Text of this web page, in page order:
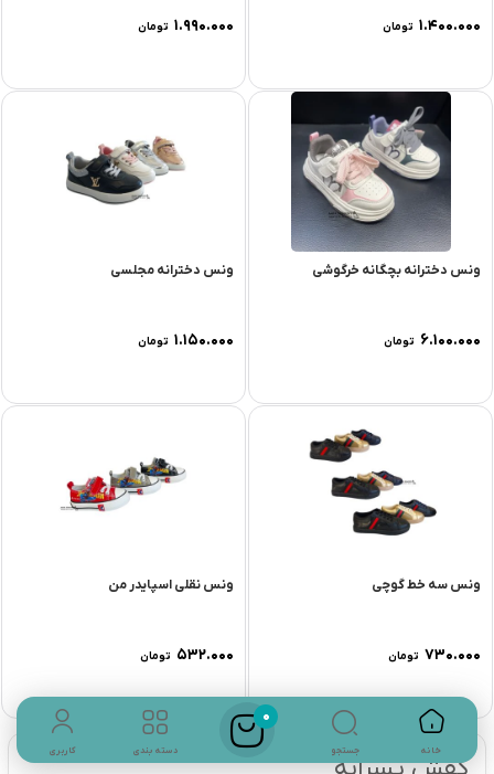
۱.۴۰۰.۰۰۰ تومان ۱.۹۹۰.۰۰۰ تومان
ونس دخترانه بچگانه خرگوشی
۶.۱۰۰.۰۰۰ تومان
ونس دخترانه مجلسی
۱.۱۵۰.۰۰۰ تومان
ونس سه خط گوچی
۷۳۰.۰۰۰ تومان
ونس نقلی اسپایدر من
۵۳۲.۰۰۰ تومان
خانه جستجو
0
دسته بندی کاربری